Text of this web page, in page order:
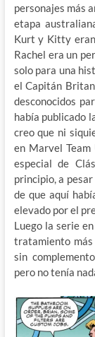
personajes más
etapa
Kurt y Kitty
Rachel era un
solo para una
el Capitán
desconocidos
había publicado
creo que ni
en Marvel Team
especial de
principio, a
de que aquí
elevado por el
Luego la serie
tratamiento
sin
pero no tenía